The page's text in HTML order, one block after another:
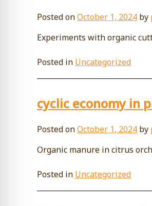
Posted onOctober 1, 2024 by
Experiments with organic
Posted in Uncategorized
cyclic economy in
Posted onOctober 1, 2024 by
Organic manure in citrus
Posted in Uncategorized